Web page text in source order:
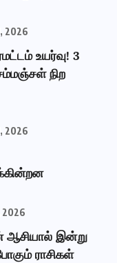
2026
உயர்வு! 3
நிற
2026
2026
ஆசியால் இன்று
ராசிகள்